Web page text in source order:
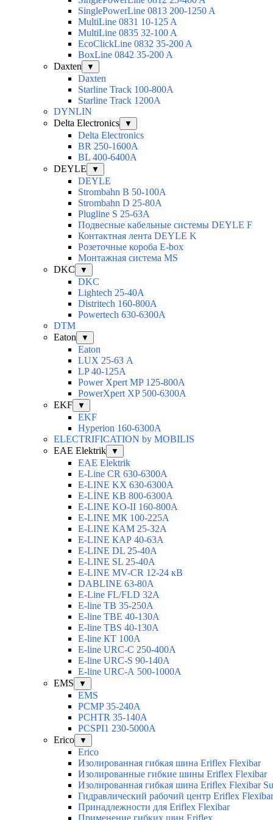
SinglePowerLine 0813 200-1250 A
MultiLine 0831 10-125 A
MultiLine 0835 32-100 A
EcoClickLine 0832 35-200 A
BoxLine 0842 35-200 A
Daxten
▼
Daxten
Starline Track 100-800А
Starline Track 1200А
DYNLIN
Delta Electronics
▼
Delta Electronics
BR 250-1600A
BL 400-6400A
DEYLE
▼
DEYLE
Strombahn B 50-100A
Strombahn D 25-80A
Plugline S 25-63A
Подвесные кабельные системы DEYLE F
Контактная лента DEYLE K
Розеточные короба E-box
Монтажная система MS
DKC
▼
DKC
Lightech 25-40А
Distritech 160-800А
Powertech 630-6300А
DTM
Eaton
▼
Eaton
LUX 25-63 А
LP 40-125A
Power Xpert MP 125-800A
PowerXpert XP 500-6300A
EKF
▼
EKF
Hyperion 160-6300А
ELECTRIFICATION by MOBILIS
EAE Elektrik
▼
EAE Elektrik
E-Line CR 630-6300А
E-LINE KX 630-6300А
E-LİNE KB 800-6300А
E-LINE KO-II 160-800А
E-LINE МК 100-225А
E-LINE КАМ 25-32А
E-LINE КАР 40-63А
E-LINE DL 25-40А
E-LINE SL 25-40А
E-LINE MV-CR 12-24 кВ
DABLINE 63-80А
E-Line FL/FLD 32А
E-line TB 35-250А
E-line TBЕ 40-130А
E-line TBS 40-130А
E-line КТ 100А
E-line URC-С 250-400А
E-line URC-S 90-140А
E-line URC-А 500-1000А
EMS
▼
EMS
PCMP 35-240A
PCHTR 35-140А
PCSPI1 230-5000A
Erico
▼
Erico
Изолированная гибкая шина Eriflex Flexibar
Изолированные гибкие шины Eriflex Flexibar
Изолированная гибкая шина Eriflex Flexibar
Гидравлический рабочий центр Eriflex Flexibar
Принадлежности для Eriflex Flexibar